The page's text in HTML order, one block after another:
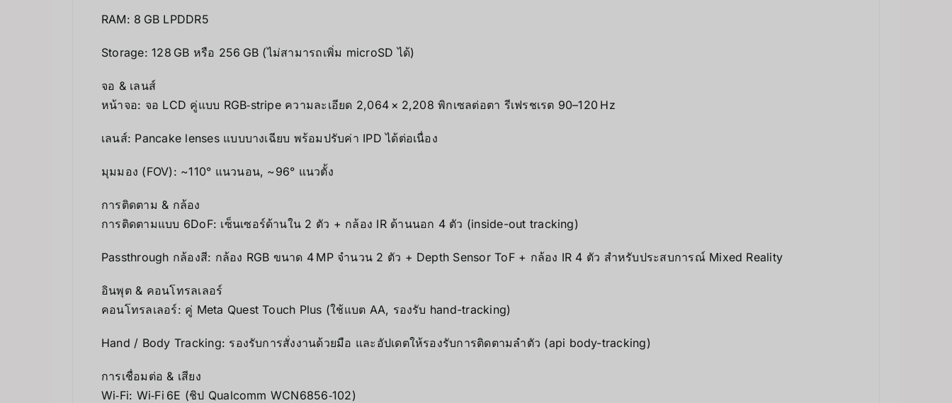
RAM: 8 GB LPDDR5
Storage: 128 GB หรือ 256 GB (ไม่สามารถเพิ่ม microSD ได้)
จอ & เลนส์
หน้าจอ: จอ LCD คู่แบบ RGB‑stripe ความละเอียด 2,064 × 2,208 พิกเซลต่อตา รีเฟรชเรต 90–120 Hz
เลนส์: Pancake lenses แบบบางเฉียบ พร้อมปรับค่า IPD ได้ต่อเนื่อง
มุมมอง (FOV): ~110° แนวนอน, ~96° แนวตั้ง
การติดตาม & กล้อง
การติดตามแบบ 6DoF: เซ็นเซอร์ด้านใน 2 ตัว + กล้อง IR ด้านนอก 4 ตัว (inside-out tracking)
Passthrough กล้องสี: กล้อง RGB ขนาด 4 MP จำนวน 2 ตัว + Depth Sensor ToF + กล้อง IR 4 ตัว สำหรับประสบการณ์ Mixed Reality
อินพุต & คอนโทรลเลอร์
คอนโทรลเลอร์: คู่ Meta Quest Touch Plus (ใช้แบต AA, รองรับ hand-tracking)
Hand / Body Tracking: รองรับการสั่งงานด้วยมือ และอัปเดตให้รองรับการติดตามลำตัว (api body-tracking)
การเชื่อมต่อ & เสียง
Wi‑Fi: Wi‑Fi 6E (ชิป Qualcomm WCN6856‑102)